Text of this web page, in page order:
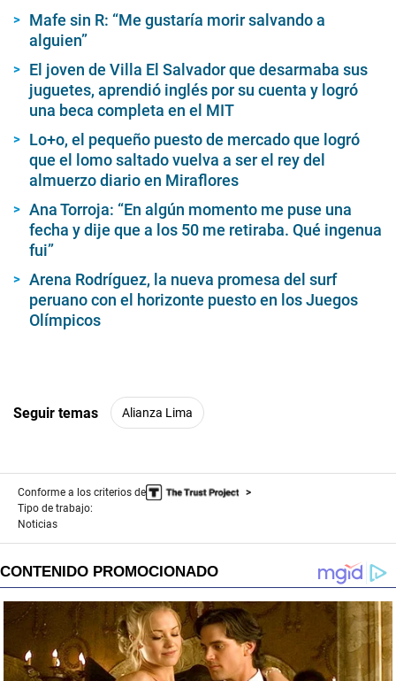
Mafe sin R: “Me gustaría morir salvando a
alguien”
El joven de Villa El Salvador que desarmaba sus
juguetes, aprendió inglés por su cuenta y logró
una beca completa en el MIT
Lo+o, el pequeño puesto de mercado que logró
que el lomo saltado vuelva a ser el rey del
almuerzo diario en Miraflores
Ana Torroja: “En algún momento me puse una
fecha y dije que a los 50 me retiraba. Qué ingenua
fui”
Arena Rodríguez, la nueva promesa del surf
peruano con el horizonte puesto en los Juegos
Olímpicos
Seguir temas Alianza Lima
Conforme a los criterios de
Tipo de trabajo:
Noticias